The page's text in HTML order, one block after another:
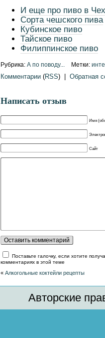
И еще про пиво в
Сорта чешского пива
Кубинское пиво
Тайское пиво
Филиппинское пиво
Рубрика:А по поводу... Метки:
Комментарии (RSS) |Обратная
Написать отзыв
Имя
Сайт
Поставьте галочку, если хотите
комментариях в этой теме
«Алкогольные коктейли рецепты
Авторские